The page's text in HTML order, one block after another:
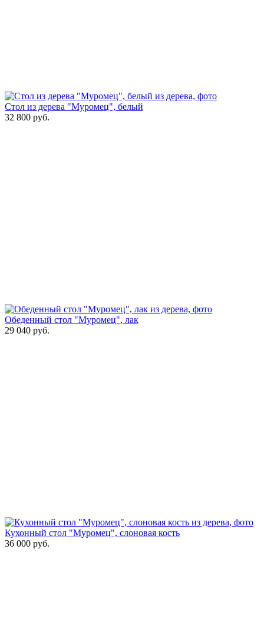
Стол из дерева "Муромец", белый
32 800 руб.
Обеденный стол "Муромец", лак
29 040 руб.
Кухонный стол "Муромец", слоновая кость
36 000 руб.